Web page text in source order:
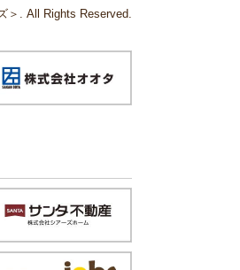
＞. All Rights Reserved.